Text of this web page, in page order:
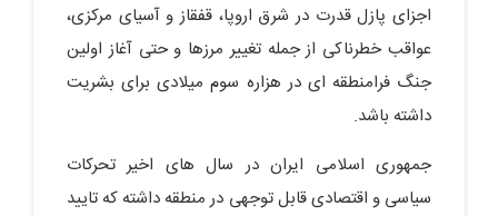
اجزای پازل قدرت در شرق اروپا، قفقاز و آسیای مرکزی،
عواقب خطرناکی از جمله تغییر مرزها و حتی آغاز اولین
جنگ فرامنطقه ای در هزاره سوم میلادی برای بشریت
داشته باشد.
جمهوری اسلامی ایران در سال های اخیر تحرکات
سیاسی و اقتصادی قابل توجهی در منطقه داشته که تایید